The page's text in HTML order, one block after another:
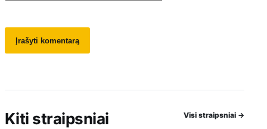
Kiti straipsniai Visi straipsniai →